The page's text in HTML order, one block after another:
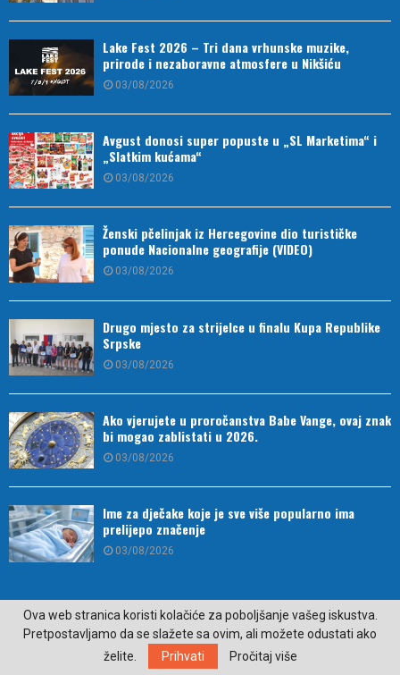
Lake Fest 2026 – Tri dana vrhunske muzike,
prirode i nezaboravne atmosfere u Nikšiću
03/08/2026
Avgust donosi super popuste u „SL Marketima“ i
„Slatkim kućama“
03/08/2026
Ženski pčelinjak iz Hercegovine dio turističke
ponude Nacionalne geografije (VIDEO)
03/08/2026
Drugo mjesto za strijelce u finalu Kupa Republike
Srpske
03/08/2026
Ako vjerujete u proročanstva Babe Vange, ovaj znak
bi mogao zablistati u 2026.
03/08/2026
Ime za dječake koje je sve više popularno ima
prelijepo značenje
03/08/2026
Ova web stranica koristi kolačiće za poboljšanje vašeg iskustva.
Pretpostavljamo da se slažete sa ovim, ali možete odustati ako
želite.
Prihvati Pročitaj više